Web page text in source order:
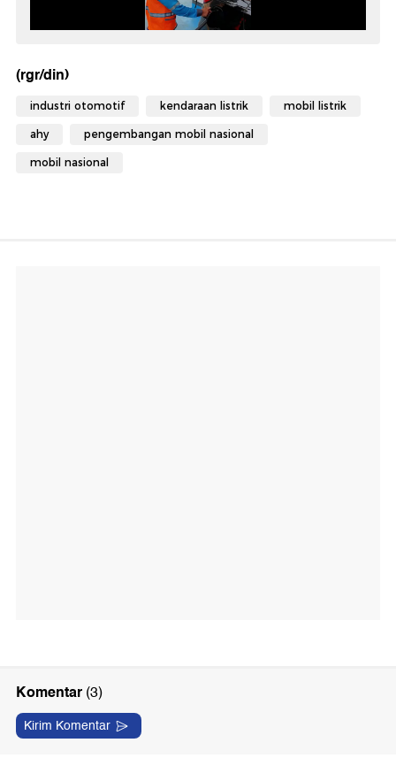
(rgr/din)
industri otomotif kendaraan listrik mobil listrik
ahy pengembangan mobil nasional
mobil nasional